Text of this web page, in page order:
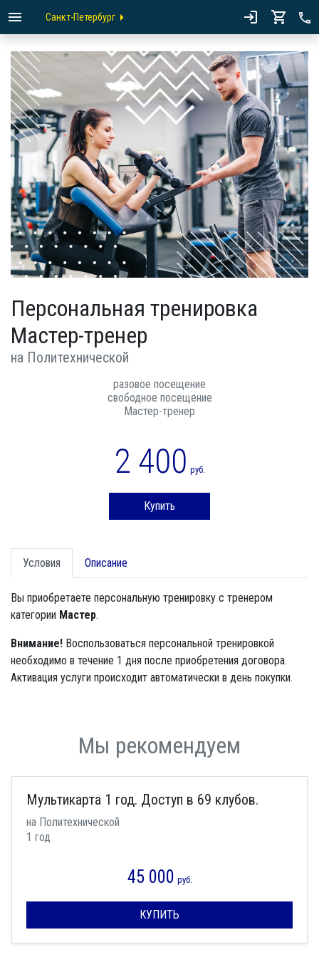
Санкт-Петербург
Персональная тренировка
Мастер-тренер
на Политехнической
разовое посещение
свободное посещение
Мастер-тренер
2 400 руб.
Купить
Условия Описание
Вы приобретаете персональную тренировку с тренером
категории Мастер.
Внимание! Воспользоваться персональной тренировкой
необходимо в течение 1 дня после приобретения договора.
Активация услуги происходит автоматически в день покупки.
Мы рекомендуем
Мультикарта 1 год. Доступ в 69 клубов.
на Политехнической
1 год
45 000 руб.
КУПИТЬ